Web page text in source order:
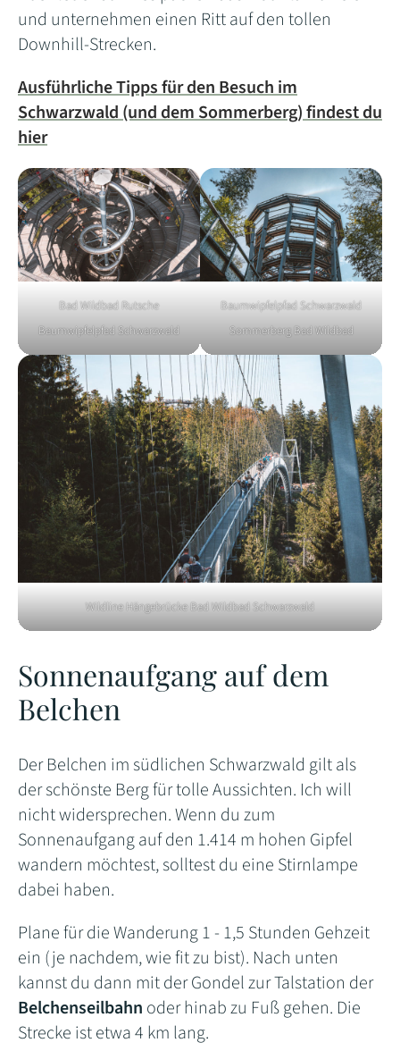
und unternehmen einen Ritt auf den tollen
Downhill-Strecken.
Ausführliche Tipps für den Besuch im
Schwarzwald (und dem Sommerberg) findest du
hier
Bad Wildbad Rutsche
Baumwipfelpfad Schwarzwald
Baumwipfelpfad Schwarzwald
Sommerberg Bad Wildbad
Wildline Hängebrücke Bad Wildbad Schwarzwald
Sonnenaufgang auf dem
Belchen
Der Belchen im südlichen Schwarzwald gilt als
der schönste Berg für tolle Aussichten. Ich will
nicht widersprechen. Wenn du zum
Sonnenaufgang auf den 1.414 m hohen Gipfel
wandern möchtest, solltest du eine Stirnlampe
dabei haben.
Plane für die Wanderung 1 - 1,5 Stunden Gehzeit
ein (je nachdem, wie fit zu bist). Nach unten
kannst du dann mit der Gondel zur Talstation der
Belchenseilbahn oder hinab zu Fuß gehen. Die
Strecke ist etwa 4 km lang.